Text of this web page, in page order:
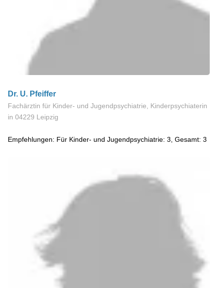
Dr. U. Pfeiffer
Fachärztin für Kinder- und Jugendpsychiatrie, Kinderpsychiaterin
in 04229 Leipzig
Empfehlungen: Für Kinder- und Jugendpsychiatrie: 3, Gesamt: 3